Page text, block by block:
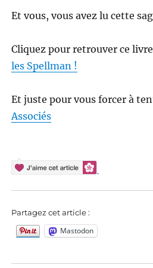
Et vous, vous avez lu cette
Cliquez pour retrouver ce
les Spellman !
Et juste pour vous forcer à
Associés
Partagez cet article :
Mastodon